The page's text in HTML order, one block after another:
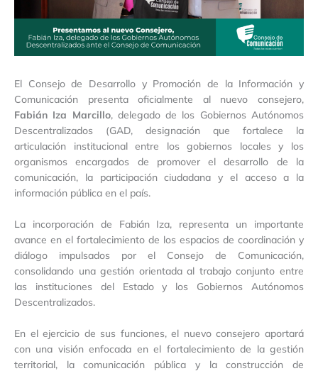
El Consejo de Desarrollo y Promoción de la Información y
Comunicación presenta oficialmente al nuevo consejero,
Fabián Iza Marcillo, delegado de los Gobiernos Autónomos
Descentralizados (GAD, designación que fortalece la
articulación institucional entre los gobiernos locales y los
organismos encargados de promover el desarrollo de la
comunicación, la participación ciudadana y el acceso a la
información pública en el país.
La incorporación de Fabián Iza, representa un importante
avance en el fortalecimiento de los espacios de coordinación y
diálogo impulsados por el Consejo de Comunicación,
consolidando una gestión orientada al trabajo conjunto entre
las instituciones del Estado y los Gobiernos Autónomos
Descentralizados.
En el ejercicio de sus funciones, el nuevo consejero aportará
con una visión enfocada en el fortalecimiento de la gestión
territorial, la comunicación pública y la construcción de